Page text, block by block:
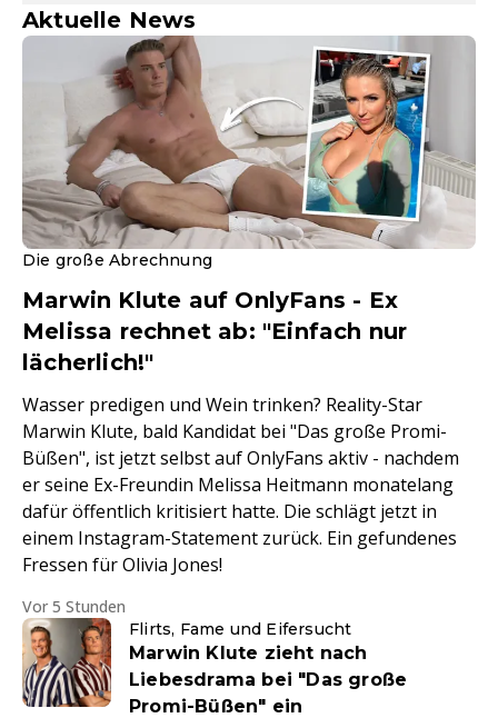
Aktuelle News
Die große Abrechnung
Marwin Klute auf OnlyFans - Ex
Melissa rechnet ab: "Einfach nur
lächerlich!"
Wasser predigen und Wein trinken? Reality-Star
Marwin Klute, bald Kandidat bei "Das große Promi-
Büßen", ist jetzt selbst auf OnlyFans aktiv - nachdem
er seine Ex-Freundin Melissa Heitmann monatelang
dafür öffentlich kritisiert hatte. Die schlägt jetzt in
einem Instagram-Statement zurück. Ein gefundenes
Fressen für Olivia Jones!
Vor 5 Stunden
Flirts, Fame und Eifersucht
Marwin Klute zieht nach
Liebesdrama bei "Das große
Promi-Büßen" ein